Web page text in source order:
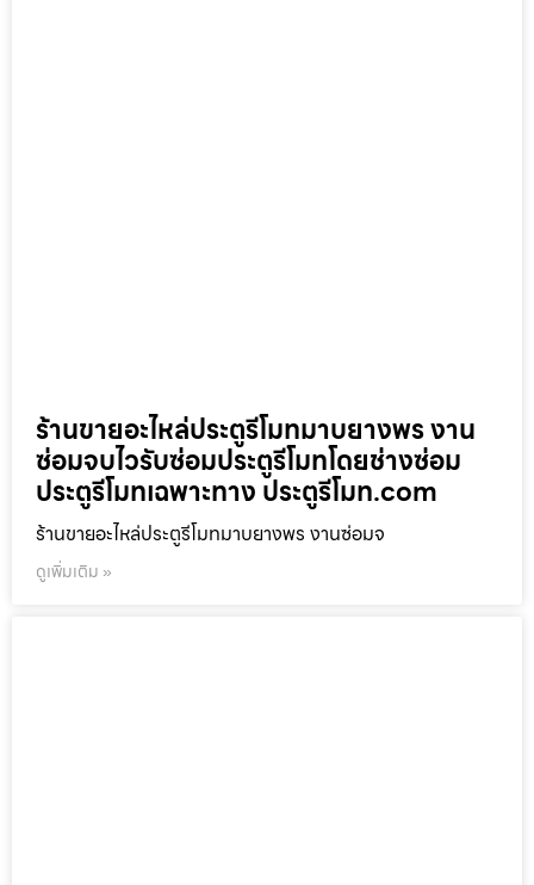
ร้านขายอะไหล่ประตูรีโมทมาบยางพร งาน
ซ่อมจบไวรับซ่อมประตูรีโมทโดยช่างซ่อม
ประตูรีโมทเฉพาะทาง ประตูรีโมท.com
ร้านขายอะไหล่ประตูรีโมทมาบยางพร งานซ่อมจ
ดูเพิ่มเติม »